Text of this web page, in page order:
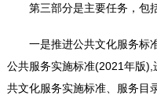
第三部分是主要任务，包
一是推进公共文化服务标
公共服务实施标准(2021年版
共文化服务实施标准、服务目